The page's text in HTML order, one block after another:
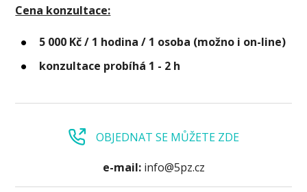
Cena konzultace:
5 000 Kč / 1 hodina / 1 osoba (možno i on-line)
konzultace probíhá 1 - 2 h
OBJEDNAT SE MŮŽETE ZDE
e-mail:info@5pz.cz